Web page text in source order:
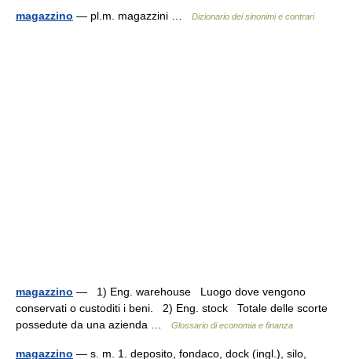
magazzino — pl.m. magazzini … Dizionario dei sinonimi e contrari
magazzino — 1) Eng. warehouse Luogo dove vengono
conservati o custoditi i beni. 2) Eng. stock Totale delle scorte
possedute da una azienda …
Glossario di economia e finanza
magazzino — s. m. 1. deposito, fondaco, dock (ingl.), silo,